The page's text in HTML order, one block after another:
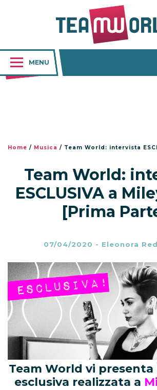
MENU
Home / Musica / Team World: intervista ESCLUSIVA a
Team World:
ESCLUSIVA a
[Prima
07/04/2020 - Eleonora
Team World vi presenta
esclusiva realizzata a